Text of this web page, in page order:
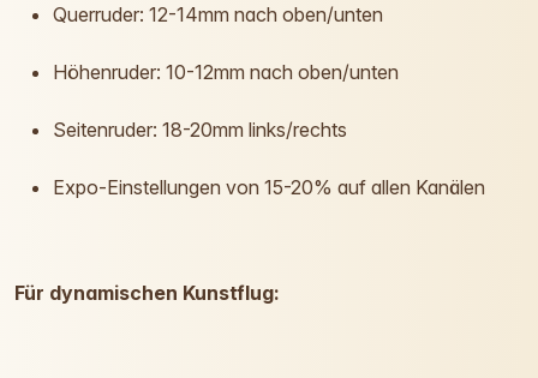
Querruder: 12-14mm nach oben/unten
Höhenruder: 10-12mm nach oben/unten
Seitenruder: 18-20mm links/rechts
Expo-Einstellungen von 15-20% auf allen Kanälen
Für dynamischen Kunstflug: